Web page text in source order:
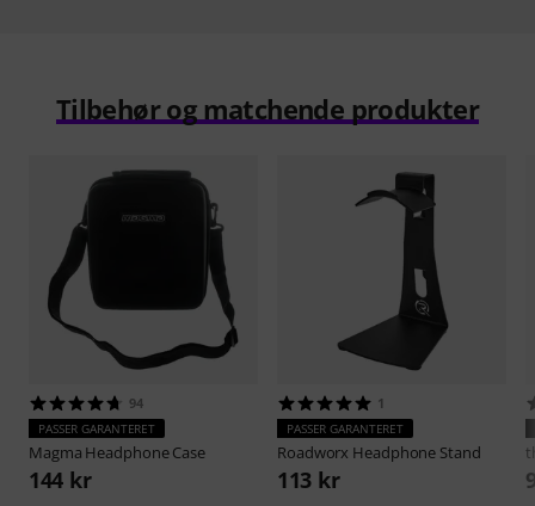
Tilbehør og matchende produkter
94
PASSER GARANTERET
Magma Headphone Case
144 kr
1
PASSER GARANTERET
Roadworx Headphone Stand
113 kr